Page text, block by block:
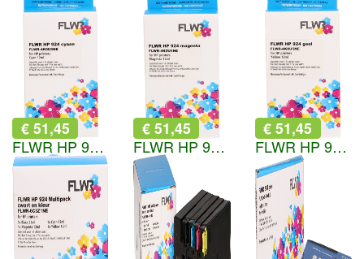
€ 51,45
FLWR HP 924e cyaan
€ 51,45
FLWR HP 924e magenta
€ 51,45
FLWR HP 924e geel